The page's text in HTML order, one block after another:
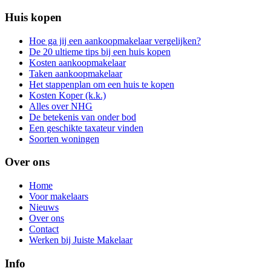
Huis kopen
Hoe ga jij een aankoopmakelaar vergelijken?
De 20 ultieme tips bij een huis kopen
Kosten aankoopmakelaar
Taken aankoopmakelaar
Het stappenplan om een huis te kopen
Kosten Koper (k.k.)
Alles over NHG
De betekenis van onder bod
Een geschikte taxateur vinden
Soorten woningen
Over ons
Home
Voor makelaars
Nieuws
Over ons
Contact
Werken bij Juiste Makelaar
Info